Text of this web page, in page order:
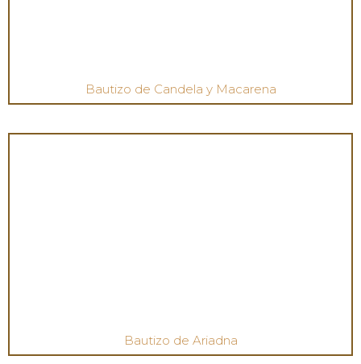
Bautizo de Candela y Macarena
Bautizo de Ariadna